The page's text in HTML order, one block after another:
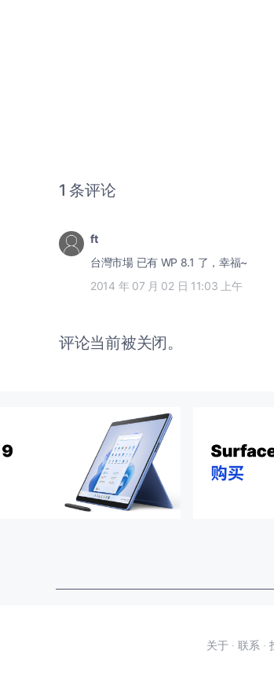
1 条评论
ft
台灣市場 已有 WP 8.1 了，幸福~
2014 年 07 月 02 日 11:03 上午
评论当前被关闭。
关于 · 联系 ·